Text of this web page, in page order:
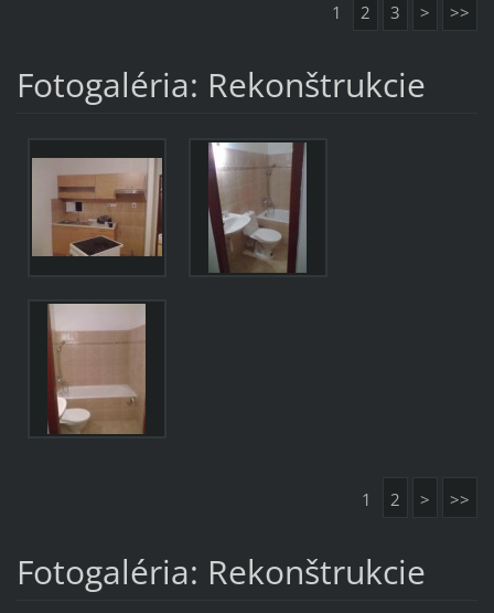
1 2 3 > >>
Fotogaléria: Rekonštrukcie
1 2 > >>
Fotogaléria: Rekonštrukcie